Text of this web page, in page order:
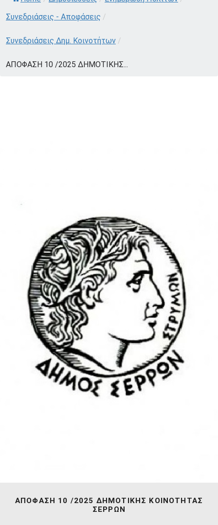
Συνεδριάσεις - Αποφάσεις /
Συνεδριάσεις Δημ. Κοινοτήτων /
ΑΠΟΦΑΣΗ 10 /2025 ΔΗΜΟΤΙΚΗΣ...
ΑΠΟΦΑΣΗ 10 /2025 ΔΗΜΟΤΙΚΗΣ ΚΟΙΝΟΤΗΤΑΣ
ΣΕΡΡΩΝ